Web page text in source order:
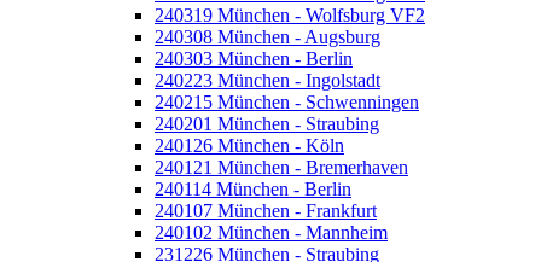
240319 München - Wolfsburg VF2
240308 München - Augsburg
240303 München - Berlin
240223 München - Ingolstadt
240215 München - Schwenningen
240201 München - Straubing
240126 München - Köln
240121 München - Bremerhaven
240114 München - Berlin
240107 München - Frankfurt
240102 München - Mannheim
231226 München - Straubing